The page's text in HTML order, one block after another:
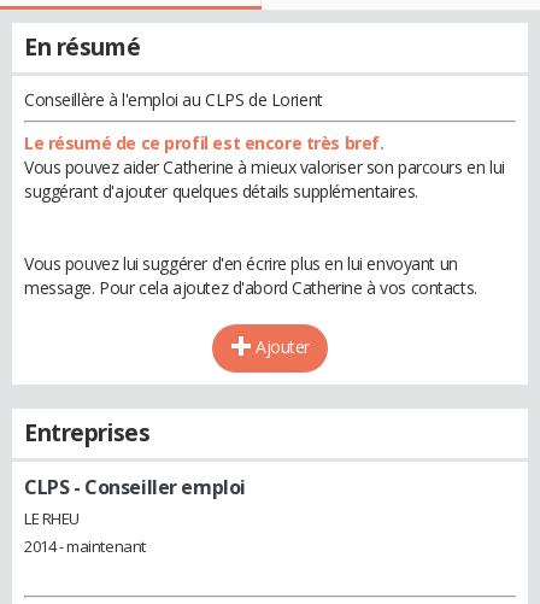
En résumé
Conseillère à l'emploi au CLPS de Lorient
Le résumé de ce profil est encore très bref.
Vous pouvez aider Catherine à mieux valoriser son parcours en lui
suggérant d'ajouter quelques détails supplémentaires.
Vous pouvez lui suggérer d'en écrire plus en lui envoyant un
message. Pour cela ajoutez d'abord Catherine à vos contacts.
Ajouter
Entreprises
CLPS- Conseiller emploi
LE RHEU
2014 - maintenant